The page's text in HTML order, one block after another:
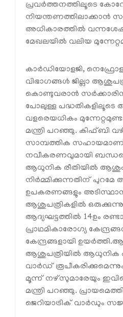
പ്രവര്‍ത്തനത്തിലൂടെ
നിയന്തണത്തിലാക്കാന്‍
അധികാരത്തില്‍
മേഖലയില്‍ വലിയ
കാര്‍ഡിയോളജി,
വിഭാഗങ്ങള്‍ ജില്ലാ
കൊണ്ടുവരാന്‍ സര്‍ക്കാരിന്
പോലുള്ള
വളരെയധികം
മന്ത്രി പറഞ്ഞു. കിഫ്ബി
സാമ്പത്തിക
നവീകരണവുമായി
ആധുനിക രീതിയില്‍
നിര്‍മ്മിക്കുന്നതിന് പുറമേ
ഉപകരണങ്ങളും
ആശുപത്രികളില്‍
ആദ്യഘട്ടത്തില്‍ 14ഉം
പ്രാഥമികാരോഗ്യ
കേന്ദ്രങ്ങളായി
ആശുപത്രിയില്‍ ആധുനിക
വാര്‍ഡ്
മൂന്ന് നഴ്‌സുമാരേയും
മന്ത്രി പറഞ്ഞു.
ജെറിയാട്രിക് വാര്‍ഡും